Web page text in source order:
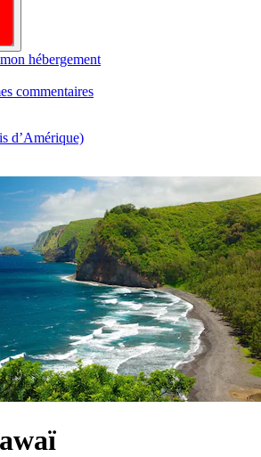
hébergement
commentaires
d’Amérique)